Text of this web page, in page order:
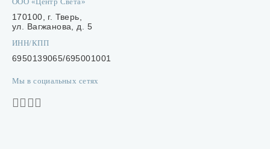
170100, г. Тверь,
ул. Вагжанова, д. 5
ИНН/КПП
6950139065/695001001
Мы в социальных сетях